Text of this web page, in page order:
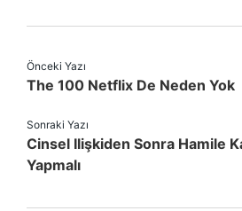
Önceki Yazı
The 100 Netflix De Neden Yok
Sonraki Yazı
Cinsel Ilişkiden Sonra Hamile
Yapmalı